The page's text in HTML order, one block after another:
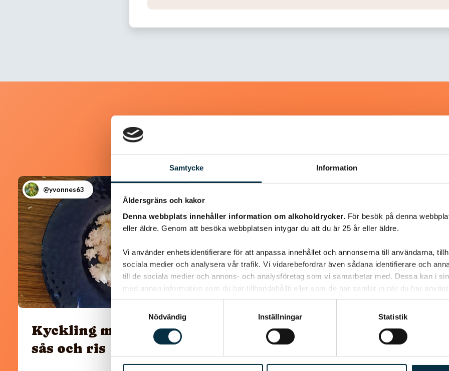
Samtycke Information
Åldersgräns och kakor
Denna webbplats innehåller information om alkoholdrycker. För besök på denna
eller äldre. Genom att besöka webbplatsen intygar du att du är 25 år eller äldre.
Vi använder enhetsidentifierare för att anpassa innehållet och annonserna till användarna,
sociala medier och analysera vår trafik. Vi vidarebefordrar även sådana identifierare och
till de sociala medier och annons- och analysföretag som vi samarbetar med. Dessa kan i
med annan information som du har tillhandahållit eller som de har samlat in när du har använt
Nödvändig
Inställningar Statistik
@yvonnes63
Kyckling med paprika
sås och ris
Kanel- och sojastekta
kycklingsköttbullar